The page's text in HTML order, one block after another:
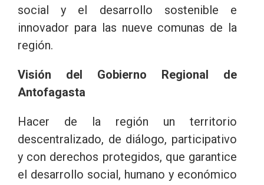
social y el desarrollo sostenible e
innovador para las nueve comunas de la
región.
Visión del Gobierno Regional de
Antofagasta
Hacer de la región un territorio
descentralizado, de diálogo, participativo
y con derechos protegidos, que garantice
el desarrollo social, humano y económico